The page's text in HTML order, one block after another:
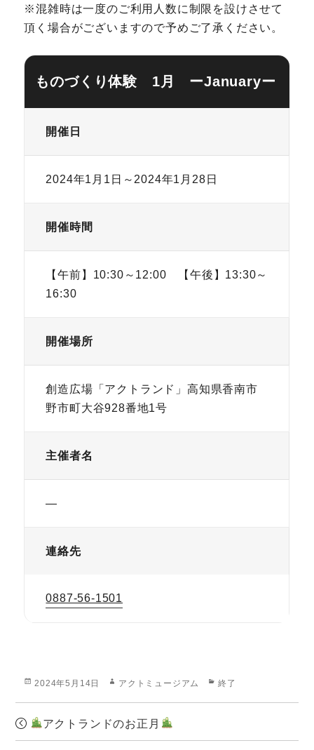
※混雑時は一度のご利用人数に制限を設けさせて
頂く場合がございますので予めご了承ください。
ものづくり体験 1月 ーJanuaryー
開催日
2024年1月1日～2024年1月28日
開催時間
【午前】10:30～12:00 【午後】13:30～
16:30
開催場所
創造広場「アクトランド」高知県香南市
野市町大谷928番地1号
主催者名
—
連絡先
0887-56-1501
Posted
2024年5月14日 Author
アクトミュージアム Categories
終了
アクトランドのお正月